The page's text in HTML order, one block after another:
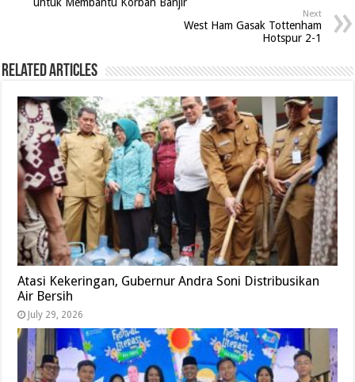
Next
West Ham Gasak Tottenham
Hotspur 2-1
Related Articles
Atasi Kekeringan, Gubernur Andra Soni Distribusikan
Air Bersih
July 29, 2026